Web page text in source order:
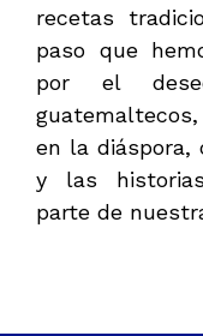
recetas
paso que
por el
en la diáspora,
y las
parte de